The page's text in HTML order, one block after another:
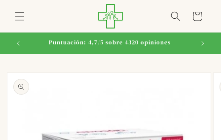
directamente
al contenido
Carrito
Puntuación: 4,7/5 sobre 4320 opiniones
a la
información